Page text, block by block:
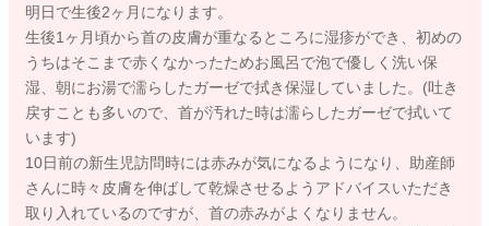
明日で生後2ヶ月になります。
生後1ヶ月頃から首の皮膚が重なるところに湿疹ができ、初めの
うちはそこまで赤くなかったためお風呂で泡で優しく洗い保
湿、朝にお湯で濡らしたガーゼで拭き保湿していました。(吐き
戻すことも多いので、首が汚れた時は濡らしたガーゼで拭いて
います)
10日前の新生児訪問時には赤みが気になるようになり、助産師
さんに時々皮膚を伸ばして乾燥させるようアドバイスいただき
取り入れているのですが、首の赤みがよくなりません。